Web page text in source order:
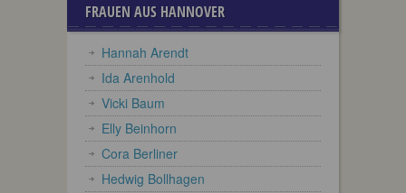
FRAUEN AUS HANNOVER
Hannah Arendt
Ida Arenhold
Vicki Baum
Elly Beinhorn
Cora Berliner
Hedwig Bollhagen